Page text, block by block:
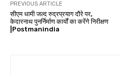
PREVIOUS ARTICLE
सीएम धामी जल्द रुद्रप्रयाग दौरे पर,
केदारनाथ पुनर्निर्माण कार्यों का करेंगे निरीक्षण
|Postmanindia